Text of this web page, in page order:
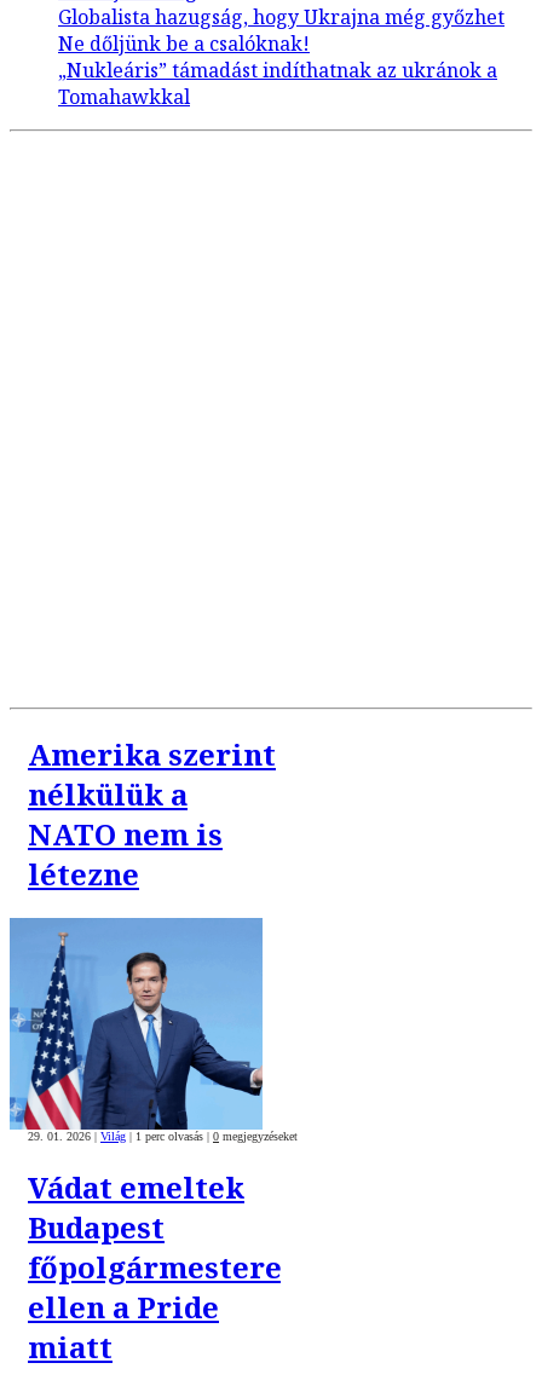
Amerika szerint
nélkülük a
NATO nem is
létezne
29. 01. 2026 | Világ | 1 perc olvasás | 0 megjegyzéseket
Vádat emeltek
Budapest
főpolgármestere
ellen a Pride
miatt